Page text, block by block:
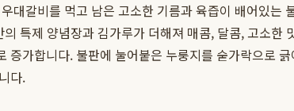
대갈비를 먹고 남은 고소한 기름과 육즙이 배어있
특제 양념장과 김가루가 더해져 매콤, 달콤, 고소
증가합니다. 불판에 눌어붙은 누룽지를 숟가락으로
다.